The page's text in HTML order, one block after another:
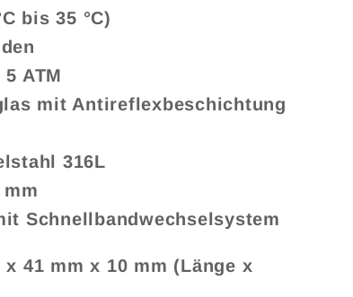
bis 35 °C)
ATM
mit Antireflexbeschichtung
316L
Schnellbandwechselsystem
x 41 mm x 10 mm (Länge x